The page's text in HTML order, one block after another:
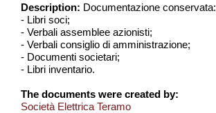
Description: Documentazione conservata:
- Libri soci;
- Verbali assemblee azionisti;
- Verbali consiglio di amministrazione;
- Documenti societari;
- Libri inventario.
The documents were created by:
Società Elettrica Teramo